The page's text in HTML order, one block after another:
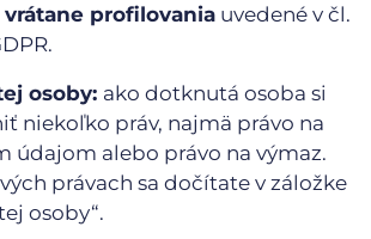
profilovania uvedené v čl.
osoby: ako dotknutá osoba si
niekoľko práv, najmä právo na
údajom alebo právo na výmaz.
právach sa dočítate v záložke
osoby“.